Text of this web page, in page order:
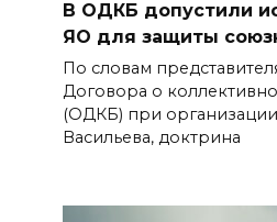
В ОДКБ допустили
ЯО для защиты
По словам
Договора о
(ОДКБ) при
Васильева, доктрина